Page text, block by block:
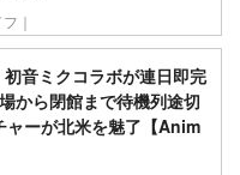
｜
音ミクコラボが連日即完
から閉館まで待機列途切
ーが北米を魅了【Anim